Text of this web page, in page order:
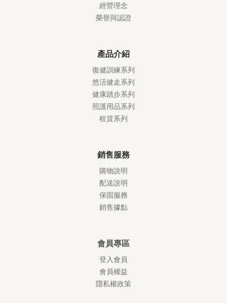
經營理念
榮譽與認證
產品介紹
復健訓練系列
悠活健走系列
健康踏步系列
照護用品系列
租賃系列
銷售服務
購物說明
配送說明
保固服務
銷售據點
會員專區
登入會員
會員權益
隱私權政策